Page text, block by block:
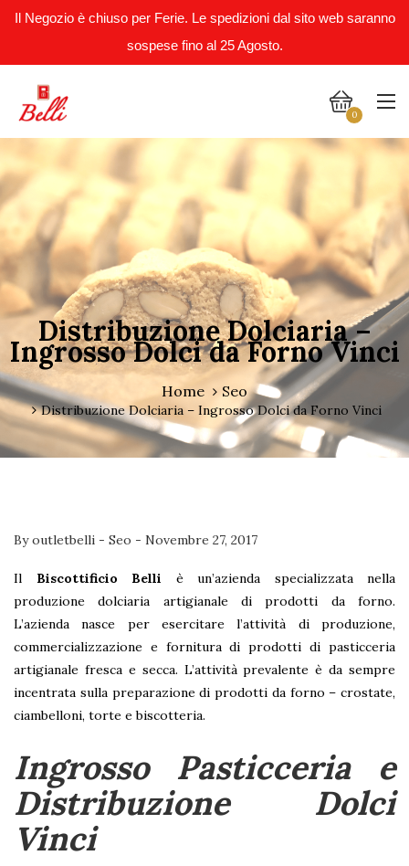
Il Negozio è chiuso per Ferie. Le spedizioni dal sito web saranno
sospese fino al 25 Agosto.
0
Distribuzione Dolciaria –
Ingrosso Dolci da Forno Vinci
Home Seo
Distribuzione Dolciaria – Ingrosso Dolci da Forno Vinci
Byoutletbelli - Seo - Novembre 27, 2017
Il Biscottificio Belli è un’azienda specializzata nella
produzione dolciaria artigianale di prodotti da forno.
L’azienda nasce per esercitare l’attività di produzione,
commercializzazione e fornitura di prodotti di pasticceria
artigianale fresca e secca. L’attività prevalente è da sempre
incentrata sulla preparazione di prodotti da forno – crostate,
ciambelloni, torte e biscotteria.
Ingrosso Pasticceria e
Distribuzione Dolci
Vinci